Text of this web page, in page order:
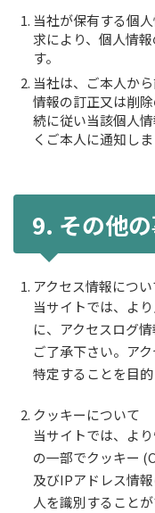
当社が保有する個
求により、個人情
す。
当社は、ご本人か
情報の訂正又は削
続に従い当該個人
くご本人に通知しま
9. その他
アクセス情報につい
当サイトでは、よ
に、アクセスログ
ご了承下さい。ア
特定することを目
クッキーについて
当サイトでは、よ
の一部でクッキー
及びIPアドレス情
人を識別すること